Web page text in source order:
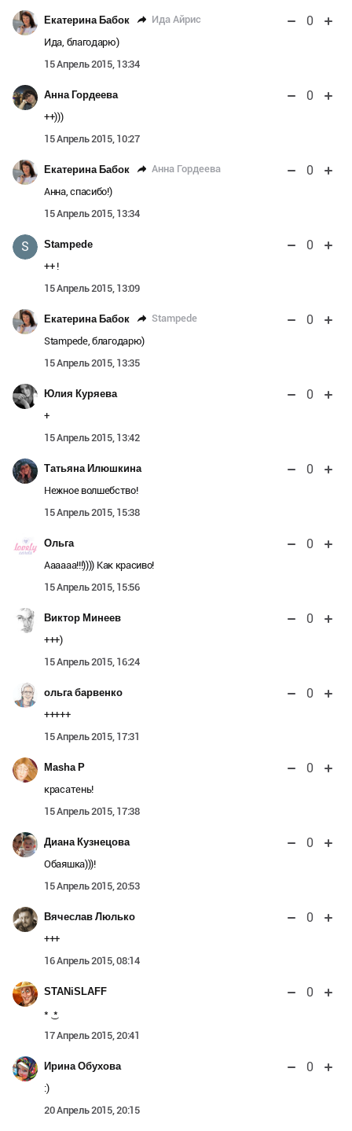
Екатерина Бабок Ида Айрис 0
Ида, благодарю)
15 Апрель 2015, 13:34
Анна Гордеева 0
++)))
15 Апрель 2015, 10:27
Екатерина Бабок Анна Гордеева 0
Анна, спасибо!)
15 Апрель 2015, 13:34
S Stampede 0
++ !
15 Апрель 2015, 13:09
Екатерина Бабок Stampede 0
Stampede, благодарю)
15 Апрель 2015, 13:35
Юлия Куряева 0
+
15 Апрель 2015, 13:42
Татьяна Илюшкина 0
Нежное волшебство!
15 Апрель 2015, 15:38
Ольга 0
Аааааа!!!)))) Как красиво!
15 Апрель 2015, 15:56
Виктор Минеев 0
+++)
15 Апрель 2015, 16:24
ольга барвенко 0
+++++
15 Апрель 2015, 17:31
Masha P 0
красатень!
15 Апрель 2015, 17:38
Диана Кузнецова 0
Обаяшка)))!
15 Апрель 2015, 20:53
Вячеслав Люлько 0
+++
16 Апрель 2015, 08:14
STANiSLAFF 0
* ͜ *
17 Апрель 2015, 20:41
Ирина Обухова 0
:)
20 Апрель 2015, 20:15